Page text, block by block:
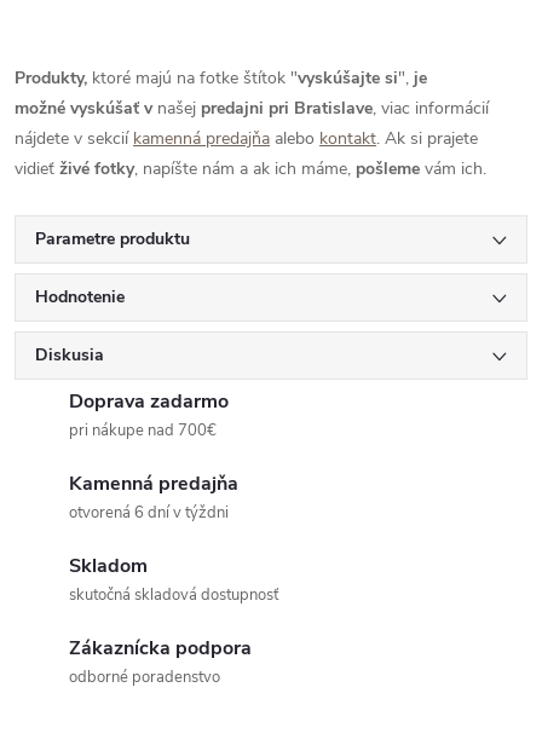
Produkty, ktoré majú na fotke štítok "vyskúšajte si", je
možné vyskúšať v našej predajni pri Bratislave, viac informácií
nájdete v sekcií kamenná predajňa alebo kontakt. Ak si prajete
vidieť živé fotky, napíšte nám a ak ich máme, pošleme vám ich.
Parametre produktu
Hodnotenie
Diskusia
Doprava zadarmo
pri nákupe nad 700€
Kamenná predajňa
otvorená 6 dní v týždni
Skladom
skutočná skladová dostupnosť
Zákaznícka podpora
odborné poradenstvo